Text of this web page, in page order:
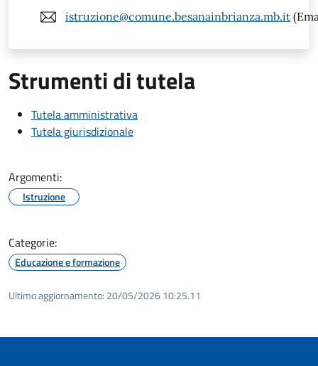
istruzione@comune.besanainbrianza.mb.it
Strumenti di tutela
Tutela amministrativa
Tutela giurisdizionale
Argomenti:
Istruzione
Categorie:
Educazione e formazione
Ultimo aggiornamento: 20/05/2026 10:25.11